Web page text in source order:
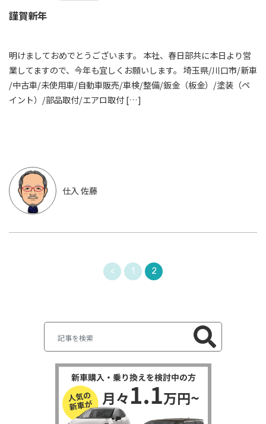
謹賀新年
明けましておめでとうございます。 本社、春日部共に本日より営
業してますので、今年も宜しくお願いします。 埼玉県/川口市/新車
/中古車/未使用車/自動車販売/車検/整備/鈑金（板金）/塗装（ペ
イント）/部品取付/エアロ取付 […]
仕入 佐藤
< 1 2